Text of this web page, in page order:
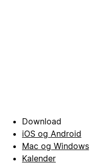
Download
iOS og Android
Mac og Windows
Kalender